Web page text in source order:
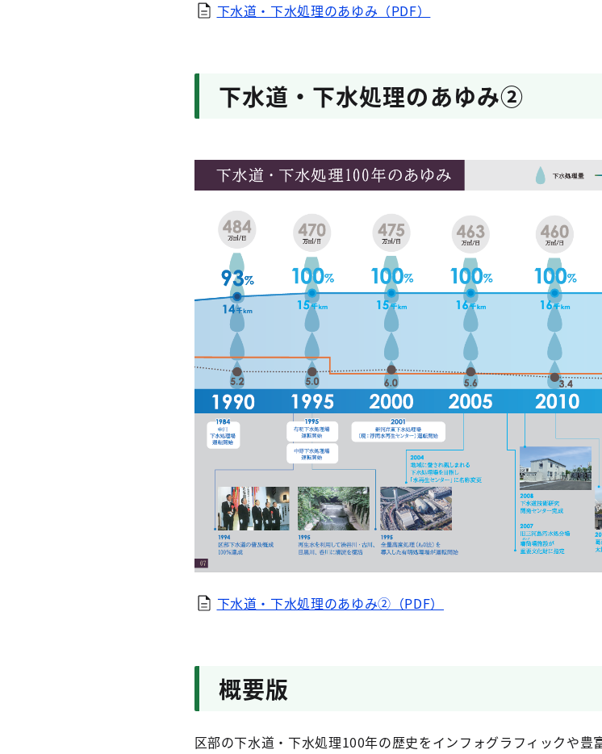
下水道・下水処理のあゆみ（PDF）
下水道・下水処理のあゆみ②
下水道・下水処理のあゆみ②（PDF）
概要版
区部の下水道・下水処理100年の歴史をインフォグラフィックや豊